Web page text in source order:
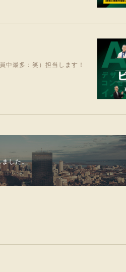
中最多：笑）担当します！
ました。